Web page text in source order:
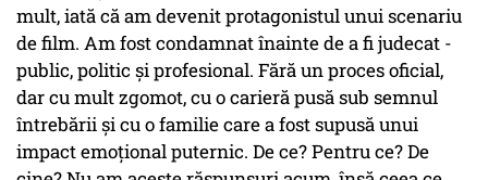
mult, iată că am devenit protagonistul unui scenariu
de film. Am fost condamnat înainte de a fi judecat -
public, politic şi profesional. Fără un proces oficial,
dar cu mult zgomot, cu o carieră pusă sub semnul
întrebării şi cu o familie care a fost supusă unui
impact emoţional puternic. De ce? Pentru ce? De